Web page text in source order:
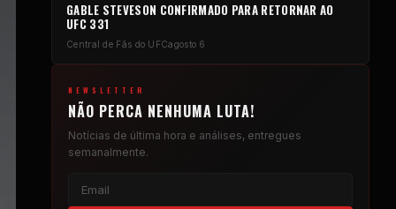
GABLE STEVESON CONFIRMADO PARA RETORNAR AO
UFC 331
Central de Fãs do UFCagosto 6
NEWSLETTER
NÃO PERCA NENHUMA LUTA!
Notícias de última hora e análises, entregues
semanalmente.